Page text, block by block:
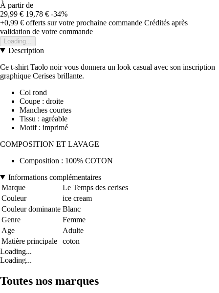
À partir de
29,99 € 19,78 € -34%
+0,99 € offerts sur votre prochaine commande Crédités après
validation de votre commande
Loading...
Description
Ce t-shirt Taolo noir vous donnera un look casual avec son inscription
graphique Cerises brillante.
Col rond
Coupe : droite
Manches courtes
Tissu : agréable
Motif : imprimé
COMPOSITION ET LAVAGE
Composition : 100% COTON
Informations complémentaires
Marque
Le Temps des cerises
Couleur
ice cream
Couleur dominante Blanc
Genre
Femme
Age
Adulte
Matière principale
coton
Loading...
Loading...
Toutes nos marques